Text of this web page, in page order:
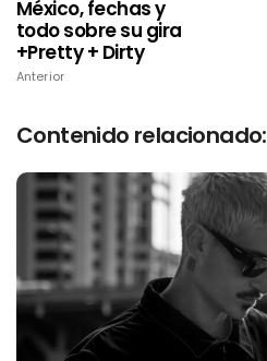
México, fechas y
todo sobre su gira
+Pretty + Dirty
Anterior
Contenido relacionado: